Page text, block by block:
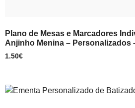
Plano de Mesas e Marcadores
Anjinho Menina – Personalizados
1.50€